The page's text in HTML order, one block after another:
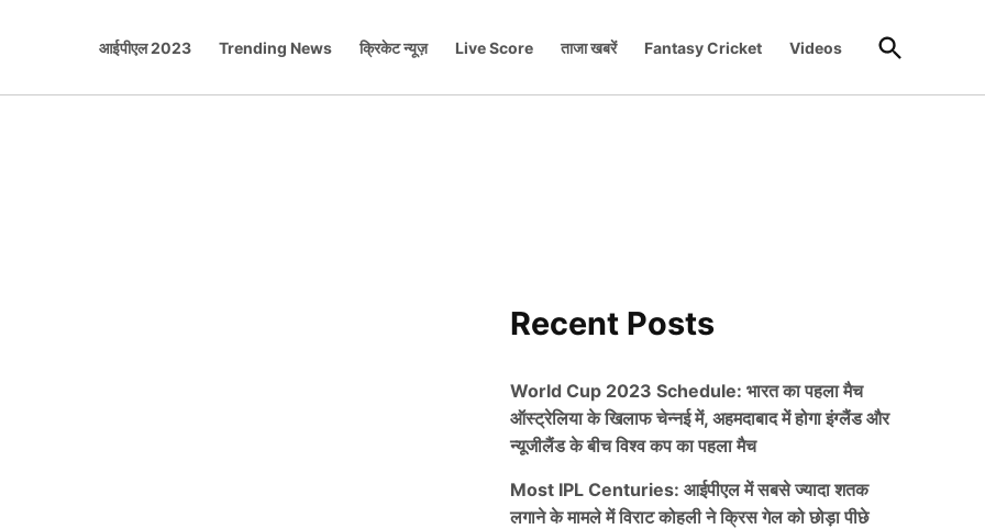
आईपीएल 2023 Trending News क्रिकेट न्यूज़ Live Score ताजा खबरें Fantasy Cricket Videos
Open
Search
Recent Posts
World Cup 2023 Schedule: भारत का पहला मैच
ऑस्ट्रेलिया के खिलाफ चेन्नई में, अहमदाबाद में होगा इंग्लैंड और
न्यूजीलैंड के बीच विश्व कप का पहला मैच
Most IPL Centuries: आईपीएल में सबसे ज्यादा शतक
लगाने के मामले में विराट कोहली ने क्रिस गेल को छोड़ा पीछे